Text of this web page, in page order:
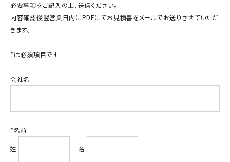
meeting_room ログイン person 会員登録
必要事項をご記入の上、送信ください。
内容確認後翌営業日内にPDFにてお見積書をメールでお送りさせていただ
きます。
*は必須項目です
会社名
*名前
姓 名